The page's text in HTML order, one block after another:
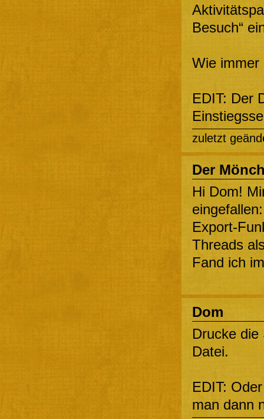
Besuch“
Wie immer
EDIT: Der
zuletzt
Der
Hi Dom!
Export-
Threads
Fand ich
Dom
Drucke die
Datei.
EDIT:
man dann